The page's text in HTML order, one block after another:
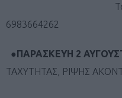
Τάβλι, Κα
6983664262
●ΠΑΡΑΣΚΕΥΗ 2
ΤΑΧΥΤΗΤΑΣ, ΡΙΨΗΣ